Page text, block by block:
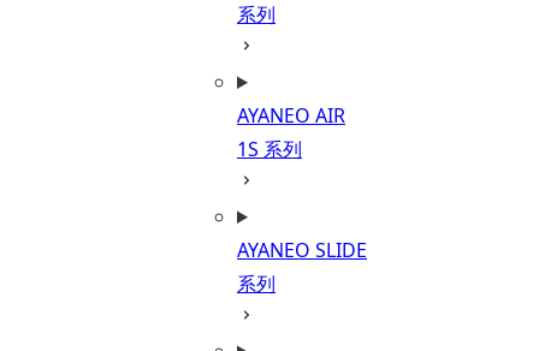
系列
AYANEO AIR
1S 系列
AYANEO SLIDE
系列